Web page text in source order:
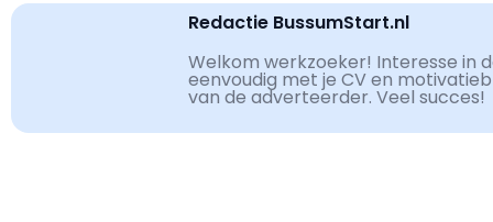
Redactie BussumStart.nl
Welkom werkzoeker! Interesse in
eenvoudig met je CV en
van de adverteerder. Veel succes!